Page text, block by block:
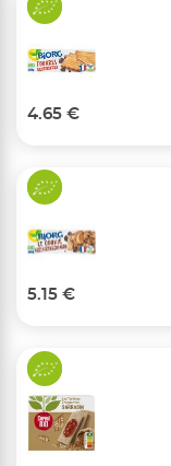
4.65 €
5.15 €